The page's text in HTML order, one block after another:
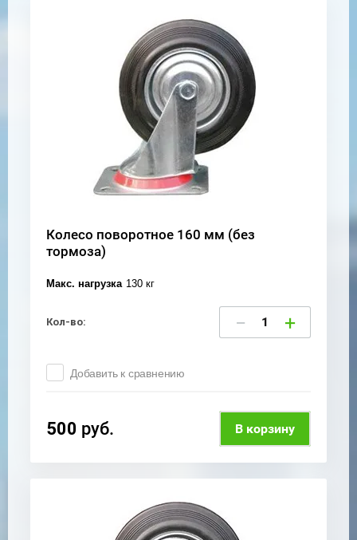
Колесо поворотное 160 мм (без
тормоза)
Макс. нагрузка 130 кг
Кол-во: − +
Добавить к сравнению
500 руб. В корзину